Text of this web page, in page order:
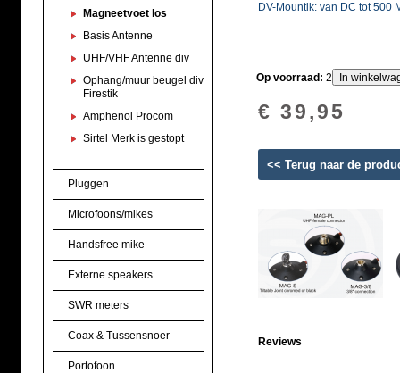
Magneetvoet los
Basis Antenne
UHF/VHF Antenne div
Ophang/muur beugel div
Firestik
Amphenol Procom
Sirtel Merk is gestopt
Pluggen
Microfoons/mikes
Handsfree mike
Externe speakers
SWR meters
Coax & Tussensnoer
Portofoon
DV-Mountik: van DC tot 500
Materiaal: verchroomd
Kabel: 3,6 m RG 58 / PL 259
Type verbinding: MAG 145
Op voorraad: 2
€ 39,95
<< Terug naar de
Reviews